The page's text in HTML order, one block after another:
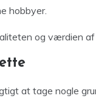
hobbyer.
og værdien af
at tage nogle